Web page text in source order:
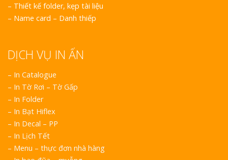
– Thiết kế folder, kẹp tài liệu
– Name card – Danh thiếp
DỊCH VỤ IN ẤN
– In Catalogue
– In Tờ Rơi – Tờ Gấp
– In Folder
– In Bạt Hiflex
– In Decal – PP
– In Lịch Tết
– Menu – thực đơn nhà hàng